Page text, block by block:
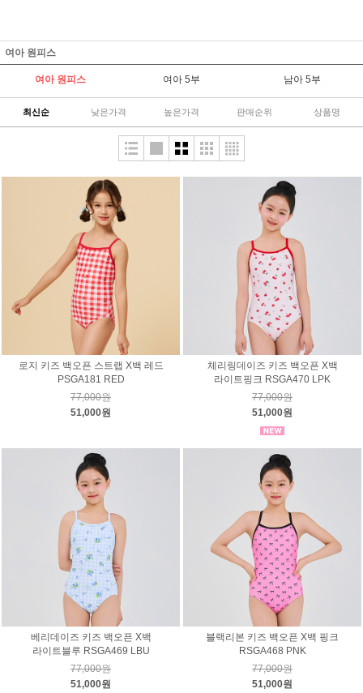
여아 원피스
여아 원피스 여아 5부 남아 5부
최신순 낮은가격 높은가격 판매순위 상품명
로지 키즈 백오픈 스트랩 X백 레드
PSGA181 RED
77,000원
51,000원
체리링데이즈 키즈 백오픈 X백
라이트핑크 RSGA470 LPK
77,000원
51,000원
베리데이즈 키즈 백오픈 X백
라이트블루 RSGA469 LBU
77,000원
51,000원
블랙리본 키즈 백오픈 X백 핑크
RSGA468 PNK
77,000원
51,000원